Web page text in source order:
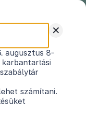
törvényolimpiai
07. 17.
+
augusztus 8-
számítani.